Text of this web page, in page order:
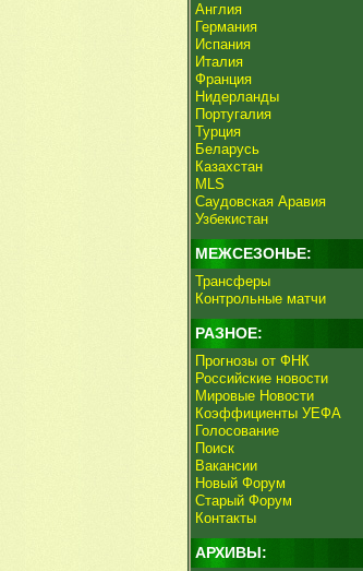
Англия
Германия
Испания
Италия
Франция
Нидерланды
Португалия
Турция
Беларусь
Казахстан
MLS
Саудовская Аравия
Узбекистан
МЕЖСЕЗОНЬЕ:
Трансферы
Контрольные матчи
РАЗНОЕ:
Прогнозы от ФНК
Российские новости
Мировые Новости
Коэффициенты УЕФА
Голосование
Поиск
Вакансии
Новый Форум
Старый Форум
Контакты
АРХИВЫ: